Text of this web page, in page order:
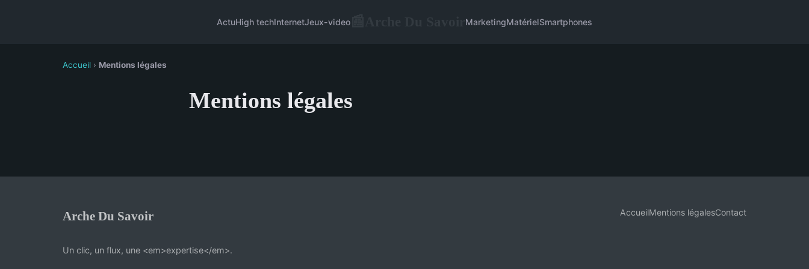
ActuHigh techInternetJeux-video MarketingMatérielSmartphones
Accueil › Mentions légales
Mentions légales
Arche Du Savoir
Un clic, un flux, une <em>expertise</em>.
AccueilMentions légalesContact